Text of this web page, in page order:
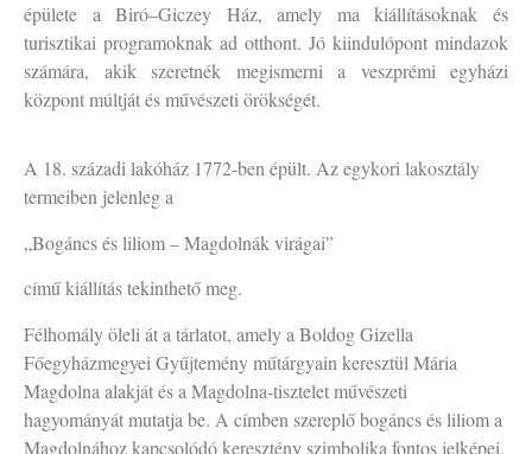
épülete a Biró–Giczey Ház, amely ma kiállításoknak és
turisztikai programoknak ad otthont. Jó kiindulópont mindazok
számára, akik szeretnék megismerni a veszprémi egyházi
központ múltját és művészeti örökségét.
A 18. századi lakóház 1772-ben épült. Az egykori lakosztály
termeiben jelenleg a
„Bogáncs és liliom – Magdolnák virágai”
című kiállítás tekinthető meg.
Félhomály öleli át a tárlatot, amely a Boldog Gizella
Főegyházmegyei Gyűjtemény műtárgyain keresztül Mária
Magdolna alakját és a Magdolna-tisztelet művészeti
hagyományát mutatja be. A címben szereplő bogáncs és liliom a
Magdolnához kapcsolódó keresztény szimbolika fontos jelképei.